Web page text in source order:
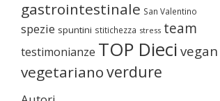
gastrointestinale San Valentino
spezie spuntini stitichezza stress team
testimonianze TOP Dieci vegan
vegetarianoverdure